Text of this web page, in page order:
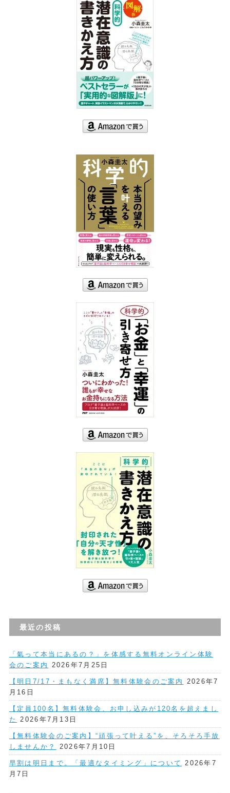
最近の投稿
「氣って本当にあるの？」を体感する無料オンライン体験
会のご案内
2026年7月25日
【明日7/17・まもなく満席】無料体験会のご案内
2026年7
月16日
【定員100名】無料体験会、お申し込みが120名を超えまし
た
2026年7月13日
【無料体験会のご案内】“頑張って叶える”を、そろそろ手放
しませんか？
2026年7月10日
早割は明日まで。「最適なタイミング」について
2026年7
月7日